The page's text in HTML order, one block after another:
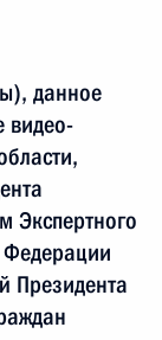
данное
видео-
Экспертного
Федерации
Президента